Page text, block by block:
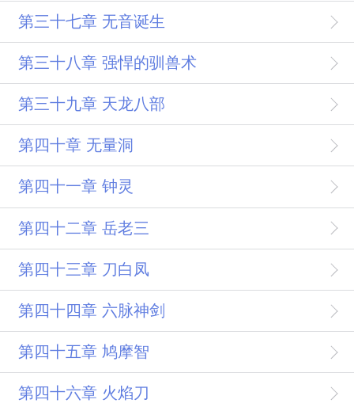
第三十七章 无音诞生
第三十八章 强悍的驯兽术
第三十九章 天龙八部
第四十章 无量洞
第四十一章 钟灵
第四十二章 岳老三
第四十三章 刀白凤
第四十四章 六脉神剑
第四十五章 鸠摩智
第四十六章 火焰刀